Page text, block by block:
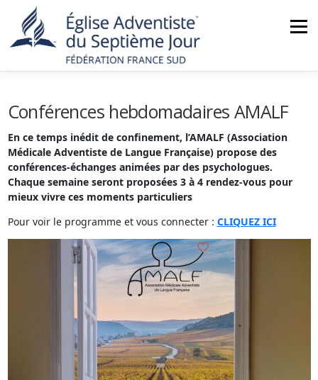
contenu
Menu
MINISTÈRES NOS ÉGLISES AGENDA
BOUTIQUE CONTACT
Conférences hebdomadaires AMALF
En ce temps inédit de confinement, l’AMALF (Association
Médicale Adventiste de Langue Française) propose des
conférences-échanges animées par des psychologues.
Chaque semaine seront proposées 3 à 4 rendez-vous pour
mieux vivre ces moments particuliers
Pour voir le programme et vous connecter : CLIQUEZ ICI